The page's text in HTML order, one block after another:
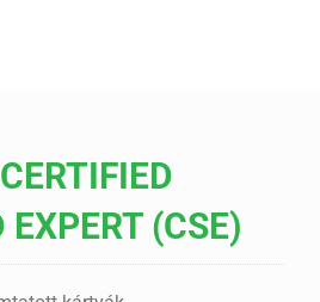
(CSE)